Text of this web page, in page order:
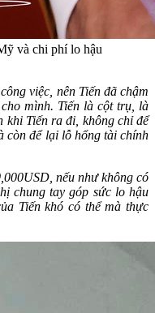
và chi phí lo hậu
việc, nên Tiến đã chậm
mình. Tiến là cột trụ, là
khi Tiến ra đi, không chỉ để
còn để lại lỗ hổng tài chính
nếu như không có
chung tay góp sức lo hậu
Tiến khó có thể mà thực